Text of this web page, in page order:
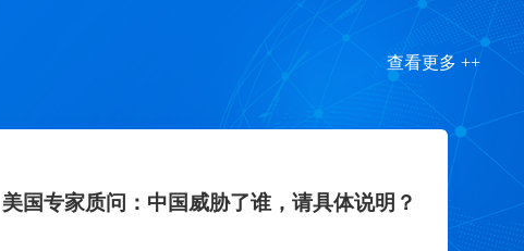
查看更多 ++
美国专家质问：中国威胁了谁，请具体说明？